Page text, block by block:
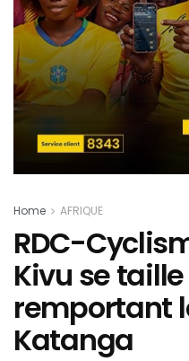
Home AFRIQUE
RDC-
Kivu se
remportant
Katanga